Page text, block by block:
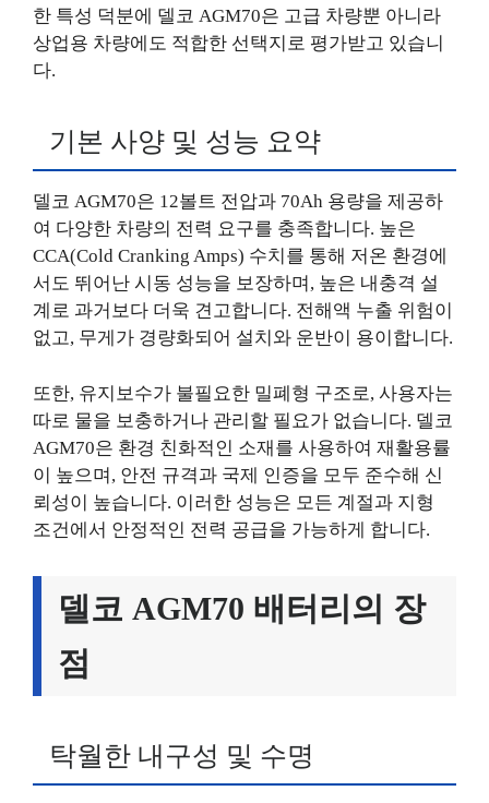
한 특성 덕분에 델코 AGM70은 고급 차량뿐 아니라
상업용 차량에도 적합한 선택지로 평가받고 있습니
다.
기본 사양 및 성능 요약
델코 AGM70은 12볼트 전압과 70Ah 용량을 제공하
여 다양한 차량의 전력 요구를 충족합니다. 높은
CCA(Cold Cranking Amps) 수치를 통해 저온 환경에
서도 뛰어난 시동 성능을 보장하며, 높은 내충격 설
계로 과거보다 더욱 견고합니다. 전해액 누출 위험이
없고, 무게가 경량화되어 설치와 운반이 용이합니다.
또한, 유지보수가 불필요한 밀폐형 구조로, 사용자는
따로 물을 보충하거나 관리할 필요가 없습니다. 델코
AGM70은 환경 친화적인 소재를 사용하여 재활용률
이 높으며, 안전 규격과 국제 인증을 모두 준수해 신
뢰성이 높습니다. 이러한 성능은 모든 계절과 지형
조건에서 안정적인 전력 공급을 가능하게 합니다.
델코 AGM70 배터리의 장
점
탁월한 내구성 및 수명